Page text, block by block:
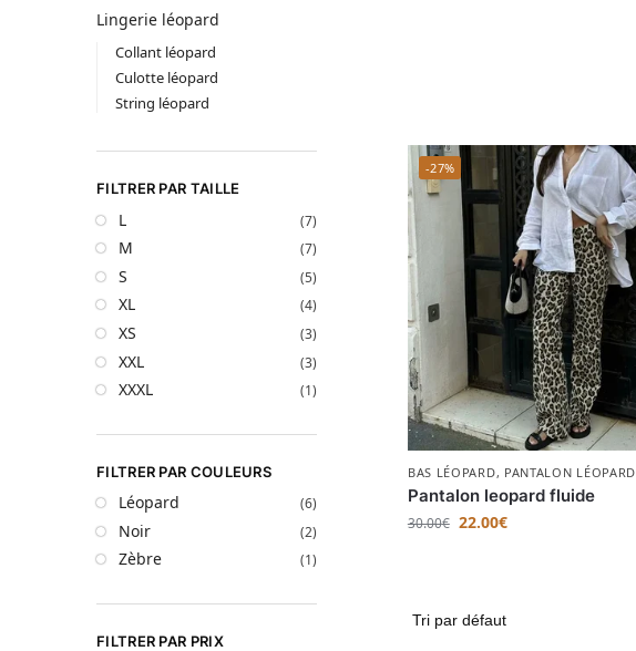
-27%
BAS LÉOPARD, PANTALON LÉOPARD
Pantalon leopard fluide
30.00€ 22.00€
Lingerie léopard
Collant léopard
Culotte léopard
String léopard
FILTRER PAR TAILLE
L (7)
M (7)
S (5)
XL (4)
XS (3)
XXL (3)
XXXL (1)
FILTRER PAR COULEURS
Léopard (6)
Noir (2)
Zèbre (1)
FILTRER PAR PRIX